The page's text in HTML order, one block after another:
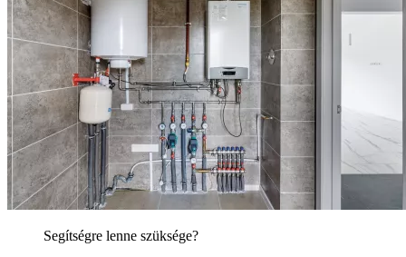
Segítségre lenne szüksége?